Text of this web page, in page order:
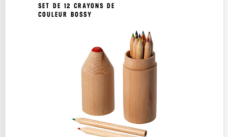
SET DE 12 CRAYONS DE
COULEUR BOSSY